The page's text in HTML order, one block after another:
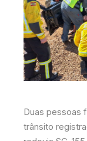
Duas pessoas
trânsito